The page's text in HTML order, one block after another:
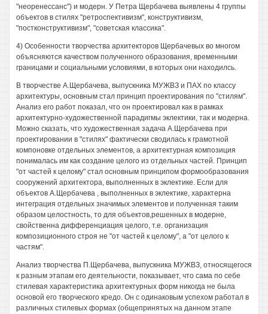
"неоренессанс") и модерн. У Петра Щербачева выявлены 4 группы
объектов в стилях "ретроспективизм", конструктивизм,
"постконструктивизм", "советская классика".
4) Особенности творчества архитекторов Щербачевых во многом
объясняются качеством полученного образования, временными
границами и социальными условиями, в которых они находилсь.
В творчестве А.Щербачева, выпускника МУЖВЗ и ПАХ по классу
архитектуры, основным стал принцип проектирования по "стилям".
Анализ его работ показал, что он проектировал как в рамках
архитектурно-художественной парадигмы эклектики, так и модерна.
Можно сказать, что художественная задача А.Щербачева при
проектировании в "стилях" фактически сводилась к грамотной
компоновке отдельных элементов, а архитектурная композиция
понималась им как создание целого из отдельных частей. Принцип
"от частей к целому" стал основным принципом формообразования
сооружений архитектора, выполненных в эклектике. Если для
объектов А.Щербачева , выполненных в эклектике, характерна
интеграция отдельных значимых элементов и полученная таким
образом целостность, то для объектов,решенных в модерне,
свойственна дифференциация целого, т.е. организация
композиционного строя не "от частей к целому", а "от целого к
частям".
Анализ творчества П.Щербачева, выпускника МУЖВЗ, относящегося
к разным этапам его деятельности, показывает, что сама по себе
стилевая характеристика архитектурных форм никогда не была
основой его творческого кредо. Он с одинаковым успехом работал в
различных стилевых формах (общепринятых на данном этапе